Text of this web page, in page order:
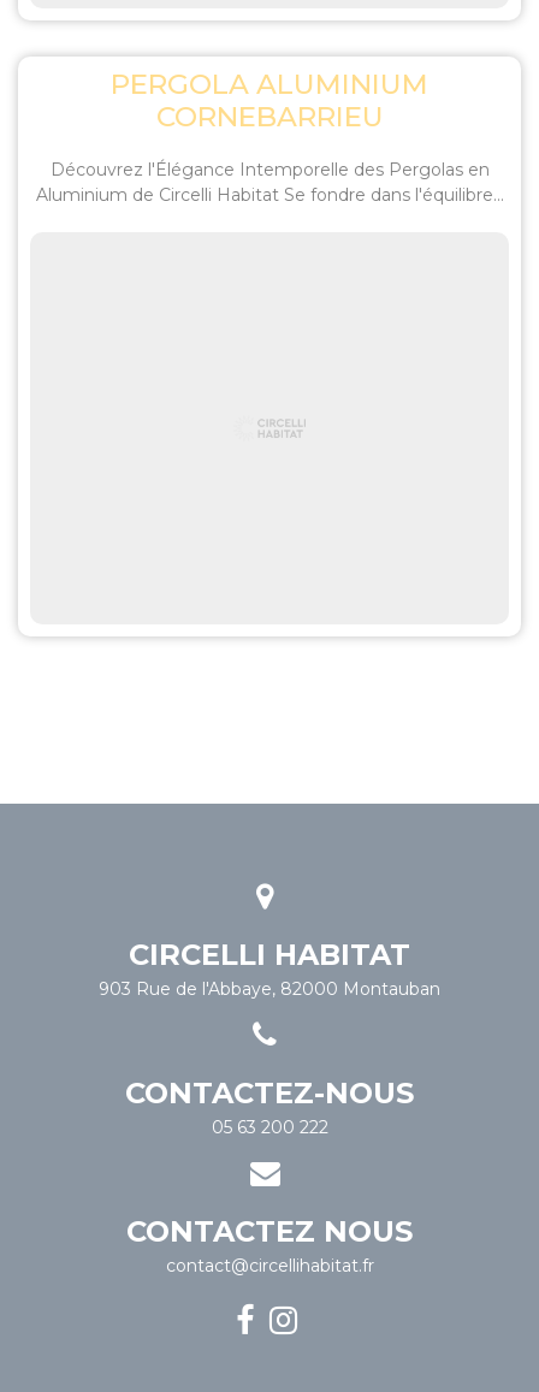
PERGOLA ALUMINIUM
CORNEBARRIEU
Découvrez l'Élégance Intemporelle des Pergolas en
Aluminium de Circelli Habitat Se fondre dans l'équilibre...
CIRCELLI HABITAT
903 Rue de l'Abbaye, 82000 Montauban
CONTACTEZ-NOUS
05 63 200 222
CONTACTEZ NOUS
contact@circellihabitat.fr